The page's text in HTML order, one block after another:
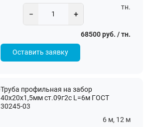
− +
тн.
68500 руб. / тн.
Оставить заявку
Труба профильная на забор
40х20х1,5мм ст.09г2с L=6м ГОСТ
30245-03
6 м, 12 м